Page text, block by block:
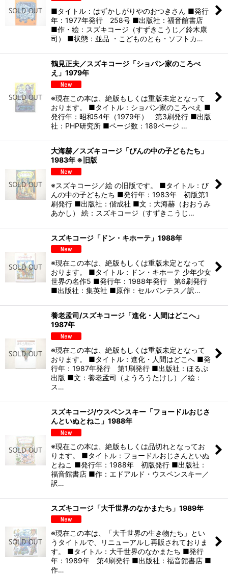
■タイトル：はずかしがりやのおつきさん ■発行
年：1977年発行 258号 ■出版社：福音館書店
■作・絵：スズキコージ（すずきこうじ／鈴木康
司） ■状態：並品 ・こどものとも・ソフトカ…
鶴見正夫／スズキコージ「ショパン家のころべ
え」1979年
※現在この本は、絶版もしくは重版未定となって
おります。 ■タイトル：ショパン家のころべえ ■
発行年：昭和54年（1979年） 第3刷発行 ■出版
社：PHP研究所 ■ページ数：189ページ …
大海赫／スズキコージ「びんの中の子どもたち」
1983年 ※旧版
※スズキコージ／絵 の旧版です。 ■タイトル：び
んの中の子どもたち ■発行年：1983年 初版第1
刷発行 ■出版社：偕成社 ■文：大海赫（おおうみ
あかし） 絵：スズキコージ（すずきこうじ…
スズキコージ「ドン・キホーテ」1988年
※現在この本は、絶版もしくは重版未定となって
おります。 ■タイトル：ドン・キホーテ 少年少女
世界の名作5 ■発行年：1988年発行 第6刷発行
■出版社：集英社 ■原作：セルバンテス／訳…
養老孟司/スズキコージ「進化・人間はどこへ」
1987年
※現在この本は、絶版もしくは重版未定となって
おります。 ■タイトル：進化・人間はどこへ ■発
行年：1987年発行 第1刷発行 ■出版社：ほるぷ
出版 ■文：養老孟司（ようろうたけし）／絵：
ス…
スズキコージ/ウスペンスキー「フョードルおじさ
んといぬとねこ」1988年
※現在この本は、絶版もしくは品切れとなってお
ります。 ■タイトル：フョードルおじさんといぬ
とねこ ■発行年：1988年 初版発行 ■出版社：
福音館書店 ■作：エドアルド・ウスペンスキー／
訳…
スズキコージ「大千世界のなかまたち」1989年
※現在この本は、「大千世界の生き物たち」とい
うタイトルで、リニューアルし再販されておりま
す。 ■タイトル：大千世界のなかまたち ■発行
年：1989年 第4刷発行 ■出版社：福音館書店 ■
作…